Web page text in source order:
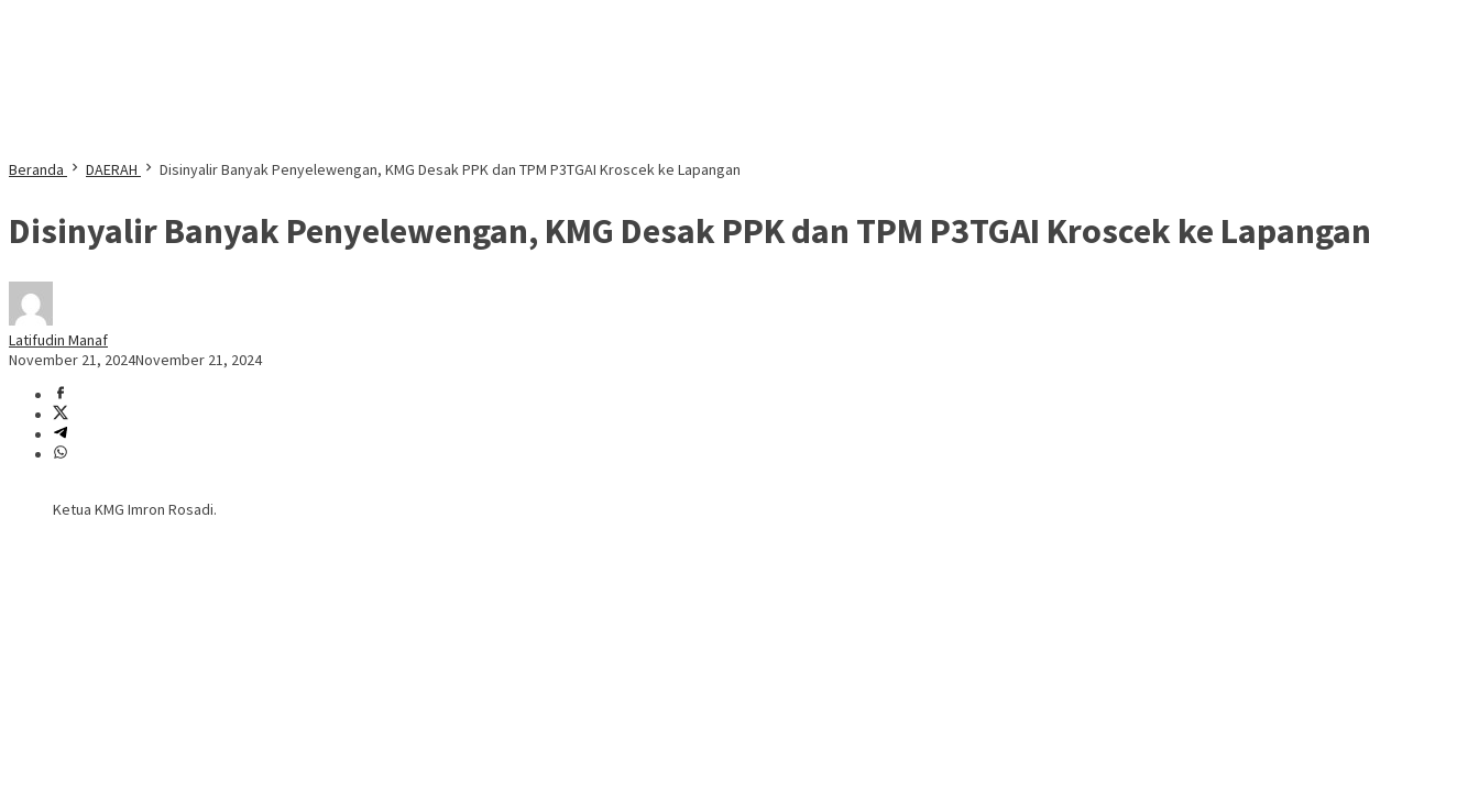
Beranda DAERAH Disinyalir Banyak Penyelewengan, KMG Desak PPK dan TPM P3TGAI Kroscek ke Lapangan
Disinyalir Banyak Penyelewengan, KMG Desak PPK dan TPM P3TGAI Kroscek ke Lapangan
Latifudin Manaf
November 21, 2024November 21, 2024
Ketua KMG Imron Rosadi.